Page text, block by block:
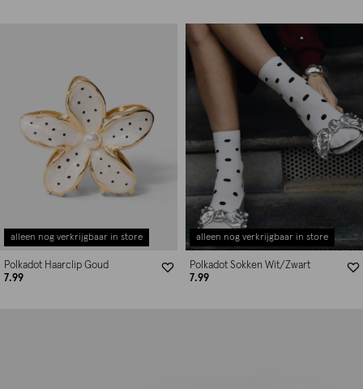
alleen nog verkrijgbaar in store
Polkadot Haarclip Goud
7.99
alleen nog verkrijgbaar in store
Polkadot Sokken Wit/Zwart
7.99